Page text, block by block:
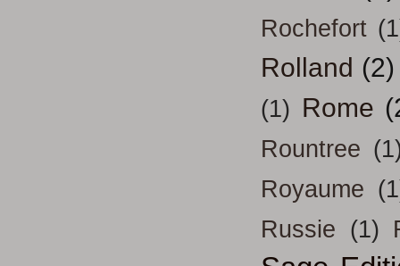
Rochefort
Rolland (2)
(1) Rome
Rountree
Royaume
Russie (1)